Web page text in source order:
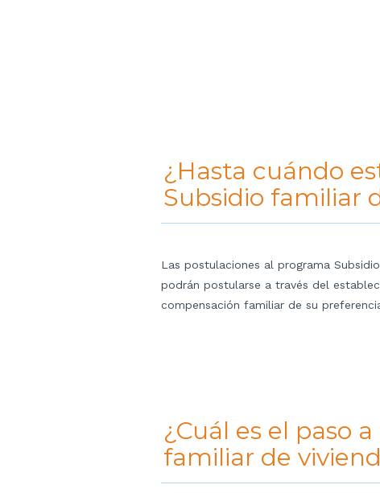
¿Hasta cuándo
Subsidio familiar
Las postulaciones al programa
podrán postularse a través del
compensación familiar de su
¿Cuál es el paso
familiar de